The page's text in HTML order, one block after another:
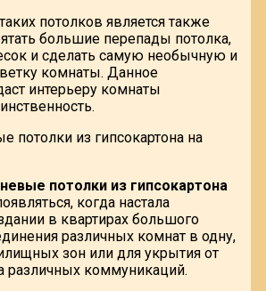
потолков является также
большие перепады потолка,
и сделать самую необычную и
комнаты. Данное
интерьеру комнаты
потолки из гипсокартона
когда настала
в квартирах большого
различных комнат в одну,
зон или для укрытия от
различных коммуникаций.